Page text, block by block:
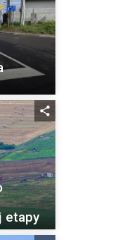
etapy